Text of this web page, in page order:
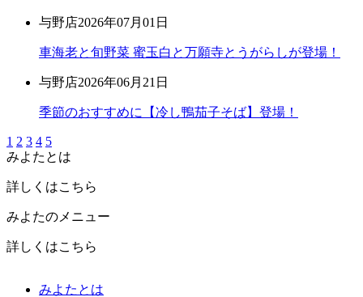
与野店2026年07月01日
車海老と旬野菜 蜜玉白と万願寺とうがらしが登場！
与野店2026年06月21日
季節のおすすめに【冷し鴨茄子そば】登場！
1 2 3 4 5
みよたとは
詳しくはこちら
みよたのメニュー
詳しくはこちら
みよたとは